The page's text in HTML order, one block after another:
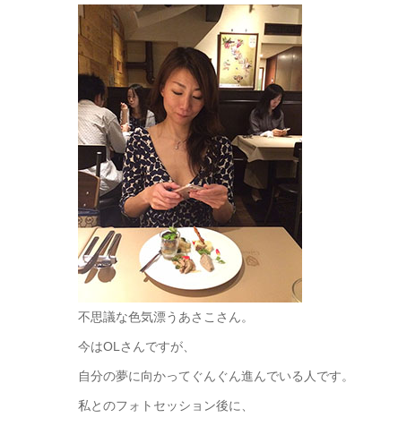
不思議な色気漂うあさこさん。
今はOLさんですが、
自分の夢に向かってぐんぐん進んでいる人です。
私とのフォトセッション後に、